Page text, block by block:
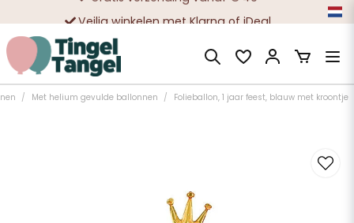
Veilig winkelen met Klarna of iDeal
Tienduizenden tevreden klanten
Met helium gevulde ballonnen Folieballon, 1 jaar feest, blauw met kroontje